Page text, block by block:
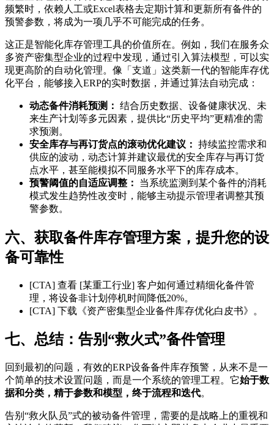
频繁时，依赖人工或Excel表格去定期计算和更新所有备件的
预警参数，将成为一项几乎不可能完成的任务。
这正是智能化库存管理工具的价值所在。例如，我们在服务众
多资产密集型企业的过程中发现，通过引入算法模型，可以实
现更高阶的自动化管理。像「支道」这类新一代的智能库存优
化平台，能够接入ERP的实时数据，并通过算法自动完成：
动态备件消耗预测： 结合历史数据、设备健康状况、未
来生产计划等多元因素，提供比“历史平均”更精准的需
求预测。
安全库存与再订货点的滚动优化建议： 持续监控需求和
供应的波动，动态计算并建议最优的安全库存与再订货
点水平，甚至能模拟不同服务水平下的库存成本。
预警阈值的自适应调整：
当系统监测到某个备件的消耗
模式发生趋势性改变时，能够主动提示管理者调整其预
警参数。
六、获取备件库存管理方案，提升您的设
备可靠性
[CTA] 查看 [某重工行业] 客户如何通过精细化备件管
理，将设备非计划停机时间降低20%。
[CTA] 下载《资产密集型企业备件库存优化白皮书》。
七、总结：告别“救火式”备件管理
回到最初的问题，有效的ERP设备备件库存预警，从来不是一
个简单的技术设置问题，而是一个系统的管理工程。它始于数
据和分类，精于参数和模型，终于流程和迭代。
告别“救火队员”式的被动备件管理，需要的是战略上的重视和